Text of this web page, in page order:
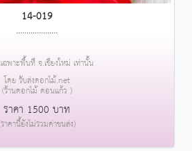
14-019
....................
ฉพาะพื้นที่ จ.เชียงใหม่ เท่านั้น
โดย รับส่งดอกไม้.net
(ร้านดอกไม้ ดอนแก้ว )
ราคา 1500 บาท
าคานี้ยังไม่รวมค่าขนส่ง)